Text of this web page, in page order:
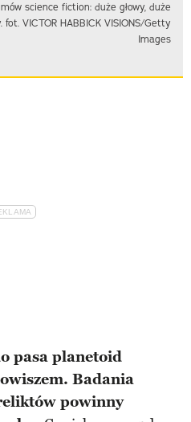
science fiction: duże głowy, duże
VICTOR HABBICK VISIONS/Getty
Images
pasa planetoid
Badania
powinny